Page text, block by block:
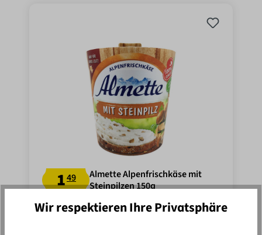
149
Almette Alpenfrischkäse mit
Steinpilzen 150g
In den Einkaufswagen
Wir respektieren Ihre Privatsphäre